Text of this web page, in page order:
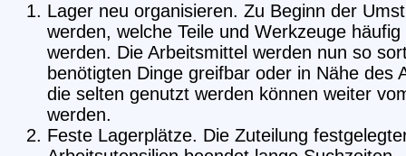
Lager neu organisieren. Zu Beginn der
werden, welche Teile und Werkzeuge
werden. Die Arbeitsmittel werden nun so
benötigten Dinge greifbar oder in Nähe des
die selten genutzt werden können weiter
werden.
Feste Lagerplätze. Die Zuteilung